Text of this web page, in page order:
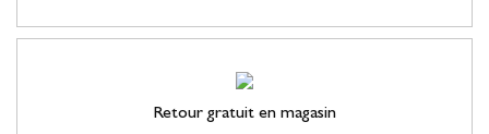
Retour gratuit en magasin